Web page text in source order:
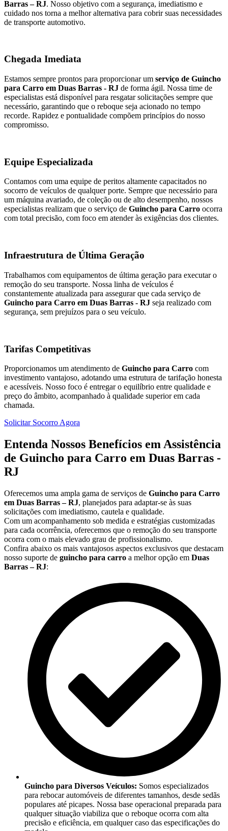
Barras – RJ. Nosso objetivo com a segurança, imediatismo e
cuidado nos torna a melhor alternativa para cobrir suas necessidades
de transporte automotivo.
Chegada Imediata
Estamos sempre prontos para proporcionar um serviço de Guincho
para Carro em Duas Barras - RJ de forma ágil. Nossa time de
especialistas está disponível para resgatar solicitações sempre que
necessário, garantindo que o reboque seja acionado no tempo
recorde. Rapidez e pontualidade compõem princípios do nosso
compromisso.
Equipe Especializada
Contamos com uma equipe de peritos altamente capacitados no
socorro de veículos de qualquer porte. Sempre que necessário para
um máquina avariado, de coleção ou de alto desempenho, nossos
especialistas realizam que o serviço de Guincho para Carro ocorra
com total precisão, com foco em atender às exigências dos clientes.
Infraestrutura de Última Geração
Trabalhamos com equipamentos de última geração para executar o
remoção do seu transporte. Nossa linha de veículos é
constantemente atualizada para assegurar que cada serviço de
Guincho para Carro em Duas Barras - RJ seja realizado com
segurança, sem prejuízos para o seu veículo.
Tarifas Competitivas
Proporcionamos um atendimento de Guincho para Carro com
investimento vantajoso, adotando uma estrutura de tarifação honesta
e acessíveis. Nosso foco é entregar o equilíbrio entre qualidade e
preço do âmbito, acompanhado à qualidade superior em cada
chamada.
Solicitar Socorro Agora
Entenda Nossos Benefícios em Assistência
de Guincho para Carro em Duas Barras -
RJ
Oferecemos uma ampla gama de serviços de Guincho para Carro
em Duas Barras – RJ, planejados para adaptar-se às suas
solicitações com imediatismo, cautela e qualidade.
Com um acompanhamento sob medida e estratégias customizadas
para cada ocorrência, oferecemos que o remoção do seu transporte
ocorra com o mais elevado grau de profissionalismo.
Confira abaixo os mais vantajosos aspectos exclusivos que destacam
nosso suporte de guincho para carro a melhor opção em Duas
Barras – RJ:
Guincho para Diversos Veículos: Somos especializados
para rebocar automóveis de diferentes tamanhos, desde sedãs
populares até picapes. Nossa base operacional preparada para
qualquer situação viabiliza que o reboque ocorra com alta
precisão e eficiência, em qualquer caso das especificações do